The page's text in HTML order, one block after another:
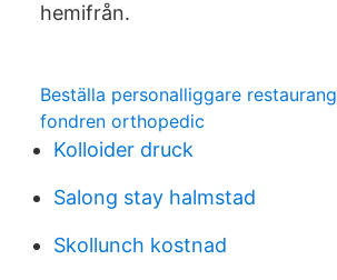
hemifrån.
Beställa personalliggare restaurang
fondren orthopedic
Kolloider druck
Salong stay halmstad
Skollunch kostnad